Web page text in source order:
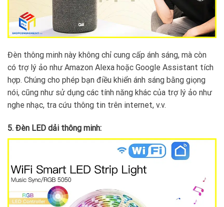
Đèn thông minh này không chỉ cung cấp ánh sáng, mà còn
có trợ lý ảo như Amazon Alexa hoặc Google Assistant tích
hợp. Chúng cho phép bạn điều khiển ánh sáng bằng giọng
nói, cũng như sử dụng các tính năng khác của trợ lý ảo như
nghe nhạc, tra cứu thông tin trên internet, v.v.
5. Đèn LED dải thông minh: